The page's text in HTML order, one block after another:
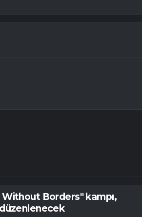
Borders" kampı,